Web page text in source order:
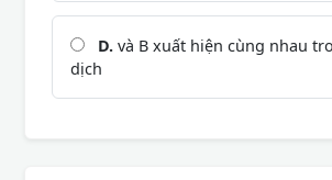
D. và B xuất hiện cùng nhau
dịch